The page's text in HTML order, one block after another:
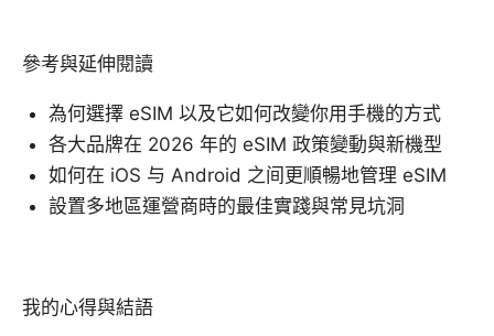
參考與延伸閱讀
為何選擇 eSIM 以及它如何改變你用手機的方式
各大品牌在 2026 年的 eSIM 政策變動與新機型
如何在 iOS 与 Android 之间更順暢地管理 eSIM
設置多地區運營商時的最佳實踐與常見坑洞
我的心得與結語